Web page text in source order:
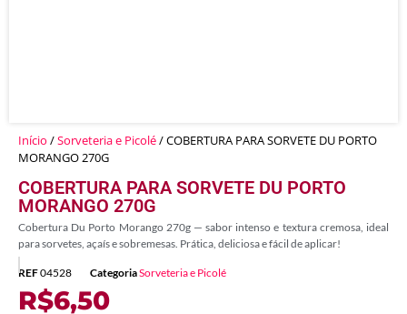
Início /Sorveteria e Picolé/ COBERTURA PARA SORVETE DU PORTO
MORANGO 270G
COBERTURA PARA SORVETE DU PORTO
MORANGO 270G
Cobertura Du Porto Morango 270g — sabor intenso e textura cremosa, ideal
para sorvetes, açaís e sobremesas. Prática, deliciosa e fácil de aplicar!
REF04528 CategoriaSorveteria e Picolé
R$6,50